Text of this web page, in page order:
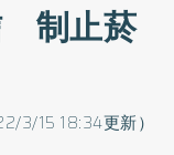
制止菸
3/15 18:34更新）